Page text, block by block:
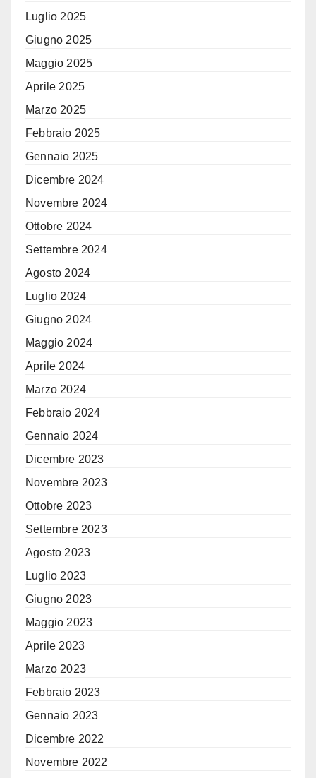
Luglio 2025
Giugno 2025
Maggio 2025
Aprile 2025
Marzo 2025
Febbraio 2025
Gennaio 2025
Dicembre 2024
Novembre 2024
Ottobre 2024
Settembre 2024
Agosto 2024
Luglio 2024
Giugno 2024
Maggio 2024
Aprile 2024
Marzo 2024
Febbraio 2024
Gennaio 2024
Dicembre 2023
Novembre 2023
Ottobre 2023
Settembre 2023
Agosto 2023
Luglio 2023
Giugno 2023
Maggio 2023
Aprile 2023
Marzo 2023
Febbraio 2023
Gennaio 2023
Dicembre 2022
Novembre 2022